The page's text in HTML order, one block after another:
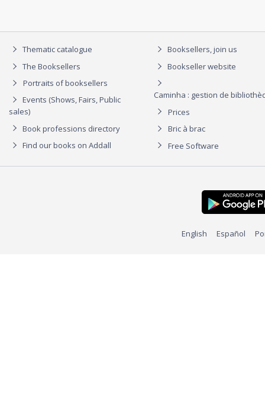
Thematic catalogue
The Booksellers
Portraits of booksellers
Events (Shows, Fairs, Public
sales)
Book professions directory
Find our books on Addall
Booksellers, join us
Bookseller website
Caminha : gestion de
Prices
Bric à brac
Free Software
English Español